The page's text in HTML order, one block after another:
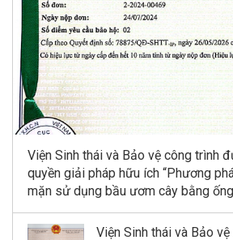
Viện Sinh thái và Bảo vệ công trình
quyền giải pháp hữu ích “Phương
mặn sử dụng bầu ươm cây bằng
Viện Sinh thái và Bảo